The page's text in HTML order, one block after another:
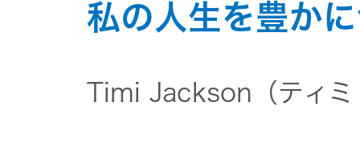
私の人生を豊か
Timi Jackson（ティミ